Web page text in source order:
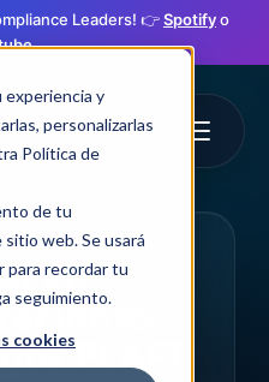
experiencia y
personalizarlas
Política de
de tu
web. Se usará
para recordar tu
seguimiento.
cookies
Leaders! 👉Spotifyo
en
PLAFT